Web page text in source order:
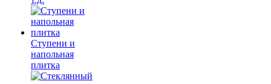
Ступени и
напольная
плитка